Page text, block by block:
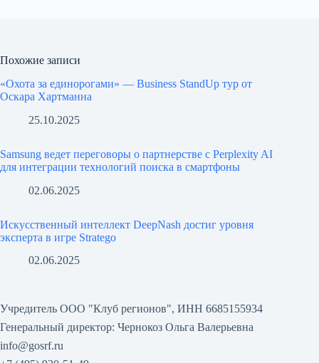
Похожие записи
«Охота за единорогами» — Business StandUp тур от
Оскара Хартманна
25.10.2025
Samsung ведет переговоры о партнерстве с Perplexity AI
для интеграции технологий поиска в смартфоны
02.06.2025
Искусственный интеллект DeepNash достиг уровня
эксперта в игре Stratego
02.06.2025
Учредитель ООО "Клуб регионов", ИНН 6685155934
Генеральный директор: Чернокоз Ольга Валерьевна
info@gosrf.ru